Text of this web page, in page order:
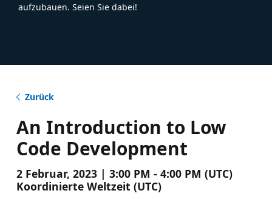
aufzubauen. Seien Sie dabei!
Zurück
An Introduction to Low
Code Development
2 Februar, 2023 | 3:00 PM - 4:00 PM (UTC)
Koordinierte Weltzeit (UTC)